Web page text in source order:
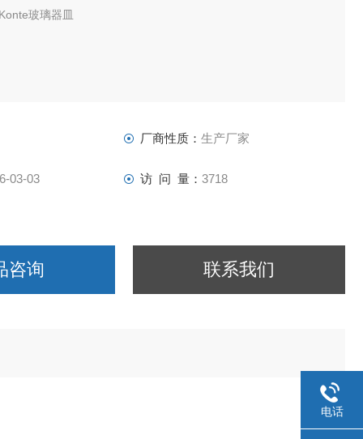
玻璃器皿
厂商性质： 生产厂家
03-03 访 问 量： 3718
咨询 联系我们
电话